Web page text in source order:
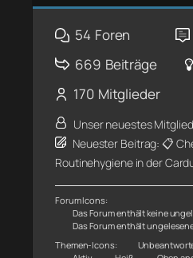
54 Foren
669 Beiträge
170 Mitglieder
Unser neuestes
Neuester Beitrag:📋
Routinehygiene in der
Forum Icons:
Das Forum enthält keine
Das Forum enthält
Themen-Icons: